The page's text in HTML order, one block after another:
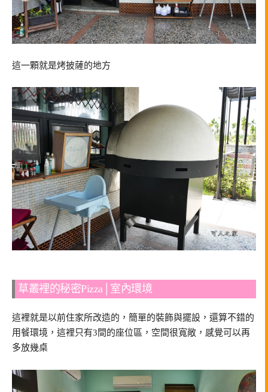
這一顆就是烤披薩的地方
草叢裡的秘密Pizza│室內環境
這裡就是以前住家所改造的，簡單的裝飾與擺設，還算不錯的
用餐環境，這裡只有3間的座位區，空間很寬敞，感覺可以再
多放幾桌